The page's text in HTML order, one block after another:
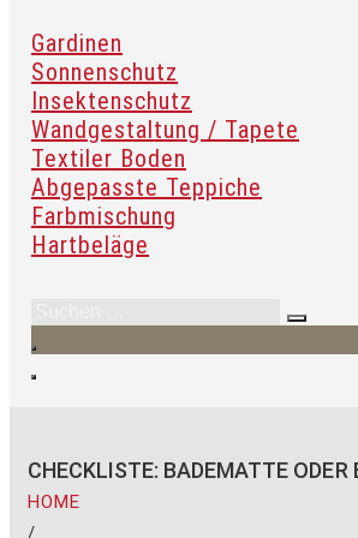
Gardinen
Sonnenschutz
Insektenschutz
Wandgestaltung / Tapete
Textiler Boden
Abgepasste Teppiche
Farbmischung
Hartbeläge
CHECKLISTE: BADEMATTE ODER
HOME
/